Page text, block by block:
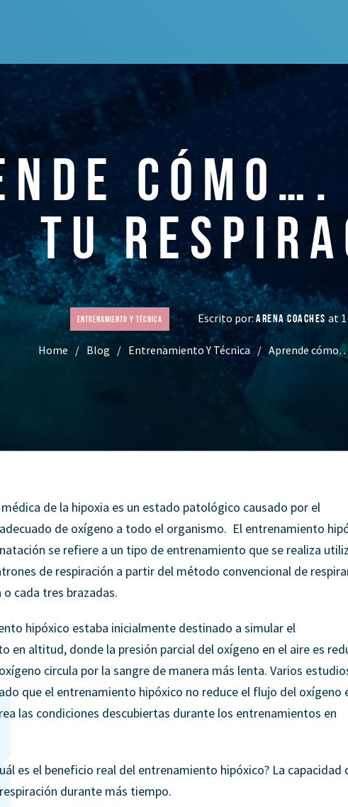
CÓMO….
TU
Entrenamiento Y Técnica Escrito por:ARENA COACHES at
Home Blog Entrenamiento Y Técnica Aprende
de la hipoxia es un estado patológico causado por el
de oxígeno a todo el organismo. El entrenamiento
se refiere a un tipo de entrenamiento que se realiza
de respiración a partir del método convencional de
o cada tres brazadas.
hipóxico estaba inicialmente destinado a simular el
en altitud, donde la presión parcial del oxígeno en el aire es
circula por la sangre de manera más lenta. Varios
que el entrenamiento hipóxico no reduce el flujo del oxígeno
las condiciones descubiertas durante los entrenamientos en
es el beneficio real del entrenamiento hipóxico? La capacidad
durante más tiempo.